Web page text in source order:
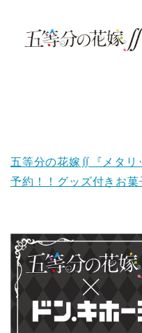
五等分の花嫁∬『メタリ
予約！！グッズ付きお